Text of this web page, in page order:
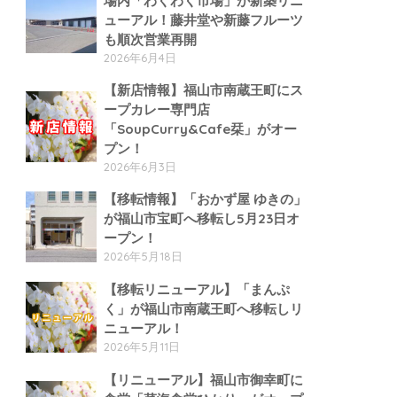
ューアル！藤井堂や新藤フルーツ
も順次営業再開
2026年6月4日
【新店情報】福山市南蔵王町にス
ープカレー専門店
「SoupCurry&Cafe栞」がオー
プン！
2026年6月3日
【移転情報】「おかず屋 ゆきの」
が福山市宝町へ移転し5月23日オ
ープン！
2026年5月18日
【移転リニューアル】「まんぷ
く」が福山市南蔵王町へ移転しリ
ニューアル！
2026年5月11日
【リニューアル】福山市御幸町に